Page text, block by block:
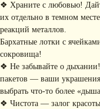
❖ Храните с любовью!
их отдельно в темном
реакций металлов.
Бархатные лотки с
сокровища!
❖ Не забывайте о
пакетов — ваши
выбрать что-то более
❖ Чистота — залог
ПОДПИШИТЕСЬ
РАССЫЛКУ
• Рекомендации
• Новости
• Упаковка
• Об IDARI
• Главная
• Каталог
Рассказываем о новых
коллекциях, акциях и
МАГАЗИНА